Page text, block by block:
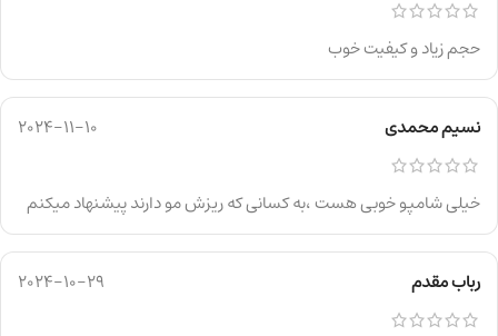
حجم زیاد و کیفیت خوب
نسیم محمدی 2024-11-10
خیلی شامپو خوبی هست ،به کسانی که ریزش مو دارند پیشنهاد میکنم
رباب مقدم 2024-10-29